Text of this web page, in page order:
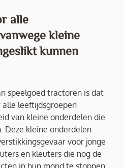
alle
kleine
kunnen
speelgoed tractoren is dat
alle leeftijdsgroepen
van kleine onderdelen die
Deze kleine onderdelen
voor jonge
en kleuters die nog de
in hun mond te stoppen.